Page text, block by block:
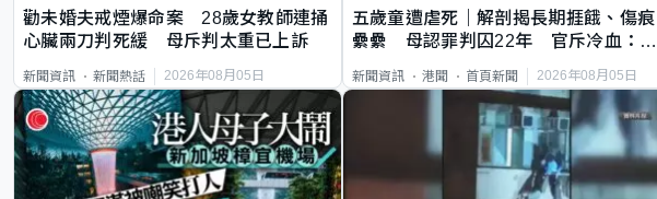
勸未婚夫戒煙爆命案 28歲女教師連捅
心臟兩刀判死緩 母斥判太重已上訴
新聞資訊 新聞熱話 2026年08月05日
五歲童遭虐死｜解剖揭長期捱餓、傷痕
纍纍 母認罪判囚22年 官斥冷血：同
新聞資訊 港聞 首頁新聞 2026年08月05日